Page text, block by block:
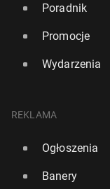
Poradnik
Promocje
Wydarzenia
REKLAMA
Ogłoszenia
Banery